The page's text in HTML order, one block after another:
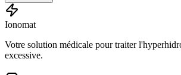
Ionomat
Votre solution médicale pour traiter
excessive.